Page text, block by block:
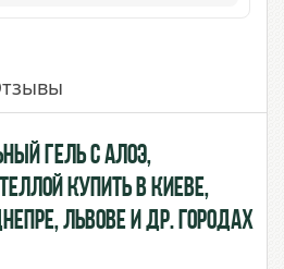
Гель с Алоэ,
купить в Киеве,
Львове и др. городах